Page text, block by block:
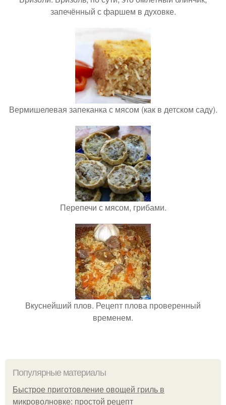
запечённый с фаршем в духовке.
Вермишелевая запеканка с мясом (как в детском саду).
Перепечи с мясом, грибами.
Вкуснейший плов. Рецепт плова проверенный
временем.
Популярные материалы
Быстрое приготовление овощей гриль в
микроволновке: простой рецепт